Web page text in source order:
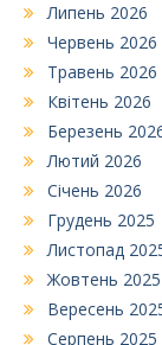
Липень 2026
Червень 2026
Травень 2026
Квітень 2026
Березень
Лютий 2026
Січень 2026
Грудень 2025
Листопад
Жовтень 2025
Вересень
Серпень 2025